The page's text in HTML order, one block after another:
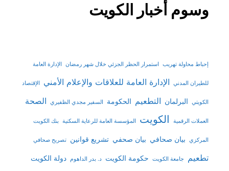
وسوم أخبار الكويت
إحباط محاولة تهريب استمرار الحظر الجزئي خلال شهر رمضان الإدارة العامة
للطيران المدني الإدارة العامة للعلاقات والإعلام الأمني الإقتصاد
الكويتي البرلمان التطعيم الحكومة السفير مجدي الظفيري الصحة
العملات الرقمية الكويت المؤسسة العامة للرعاية السكنية بنك الكويت
المركزي بيان صحافي بيان صحفي تشريع قوانين تصريح صحافي
تطعيم جامعة الكويت حكومة الكويت د. بدر الداهوم دولة الكويت